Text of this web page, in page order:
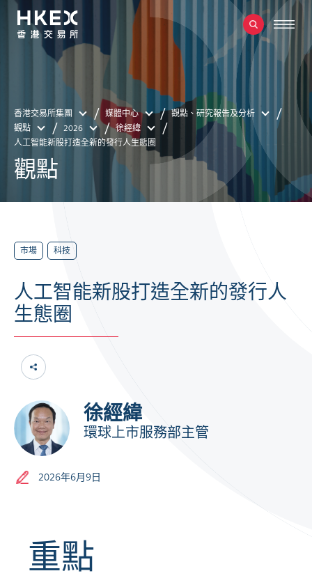
香港交易所集團 媒體中心
觀點、研究報告及分析
觀點
2026
徐經緯
人工智能新股打造全新的發行人生態圈
觀點
市場 科技
人工智能新股打造全新的發行人
生態圈
徐經緯
環球上市服務部主管
2026年6月9日
重點